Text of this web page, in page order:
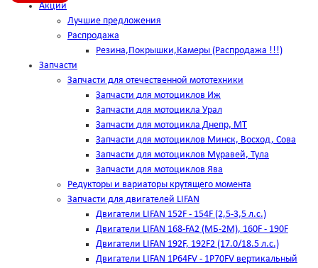
Акции
Лучшие предложения
Распродажа
Резина,Покрышки,Камеры (Распродажа !!!)
Запчасти
Запчасти для отечественной мототехники
Запчасти для мотоциклов Иж
Запчасти для мотоцикла Урал
Запчасти для мотоцикла Днепр, МТ
Запчасти для мотоциклов Минск, Восход, Сова
Запчасти для мотоциклов Муравей, Тула
Запчасти для мотоциклов Ява
Редукторы и вариаторы крутящего момента
Запчасти для двигателей LIFAN
Двигатели LIFAN 152F - 154F (2,5-3,5 л.с.)
Двигатели LIFAN 168-FA2 (МБ-2М), 160F - 190F
Двигатели LIFAN 192F, 192F2 (17.0/18.5 л.с.)
Двигатели LIFAN 1Р64FV - 1Р70FV вертикальный